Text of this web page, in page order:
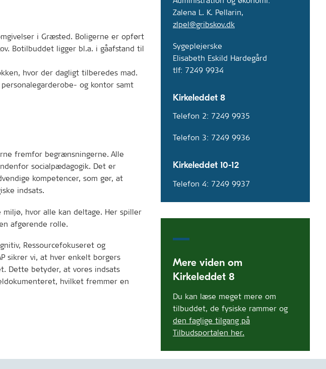
i Græsted. Boligerne er opført
Botilbuddet ligger bl.a. i gåafstand til
hvor der dagligt tilberedes mad.
og kontor samt
fremfor begrænsningerne. Alle
socialpædagogik. Det er
kompetencer, som gør, at
indsats.
hvor alle kan deltage. Her spiller
afgørende rolle.
Ressourcefokuseret og
sikrer vi, at hver enkelt borgers
Dette betyder, at vores indsats
hvilket fremmer en
Zalena L. K. Pellarin,
zlpel@gribskov.dk
Sygeplejerske
Elisabeth Eskild Hardegård
tlf: 7249 9934
Kirkeleddet 8
Telefon 2: 7249 9935
Telefon 3: 7249 9936
Kirkeleddet 10-12
Telefon 4: 7249 9937
Mere viden om
Kirkeleddet 8
Du kan læse meget mere om
tilbuddet, de fysiske rammer og
den faglige tilgang på
Tilbudsportalen her.